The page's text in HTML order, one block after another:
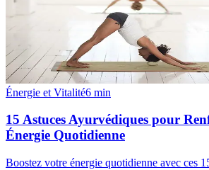
Énergie et Vitalité6 min
15 Astuces Ayurvédiques pour
Énergie Quotidienne
Boostez votre énergie quotidienne avec ces